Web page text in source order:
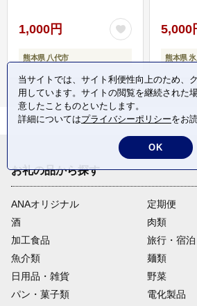
1,000円
熊本県 八代市
5,000
熊本県 氷
お礼の品から探す
ANAオリジナル
定期便
酒
肉類
加工食品
旅行・宿
魚介類
麺類
日用品・雑貨
野菜
パン・菓子類
電化製品
当サイトでは、サイト利便性向上のため、
用しています。サイトの閲覧を継続された
意したことものといたします。
詳細についてはプライバシーポリシーをお
OK